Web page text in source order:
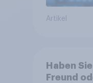
Artikel
Haben
Freund